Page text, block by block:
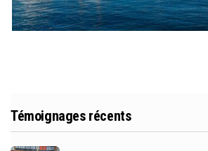
Témoignages récents